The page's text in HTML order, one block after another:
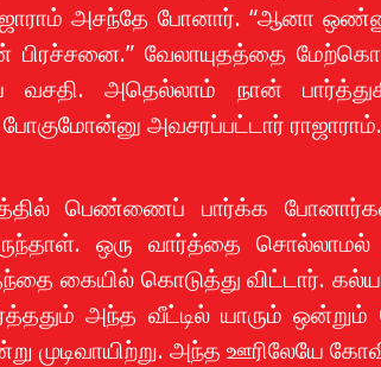
அசந்தே போனார். “ஆனா
பிரச்சனை.” வேலாயுதத்தை
வசதி. அதெல்லாம் நான்
அவசரப்பட்டார் ராஜாராம்.
பெண்ணைப் பார்க்க
ஒரு வார்த்தை சொல்லாமல்
கையில் கொடுத்து விட்டார்.
அந்த வீட்டில் யாரும் ஒன்றும்
முடிவாயிற்று. அந்த ஊரிலேயே